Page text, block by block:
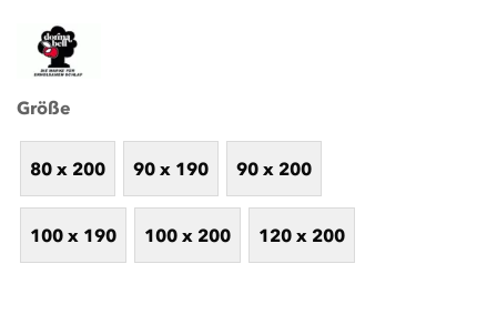
Größe
80 x 200 90 x 190 90 x 200
100 x 190 100 x 200 120 x 200